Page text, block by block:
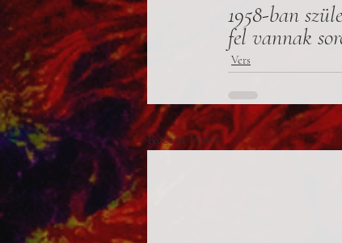
1958-ban
fel vannak
Vers
Recent Posts